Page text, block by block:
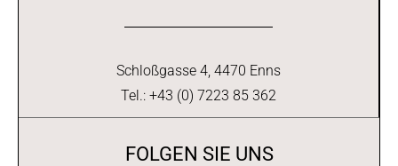
Schloßgasse 4, 4470 Enns
Tel.: +43 (0) 7223 85 362
FOLGEN SIE UNS